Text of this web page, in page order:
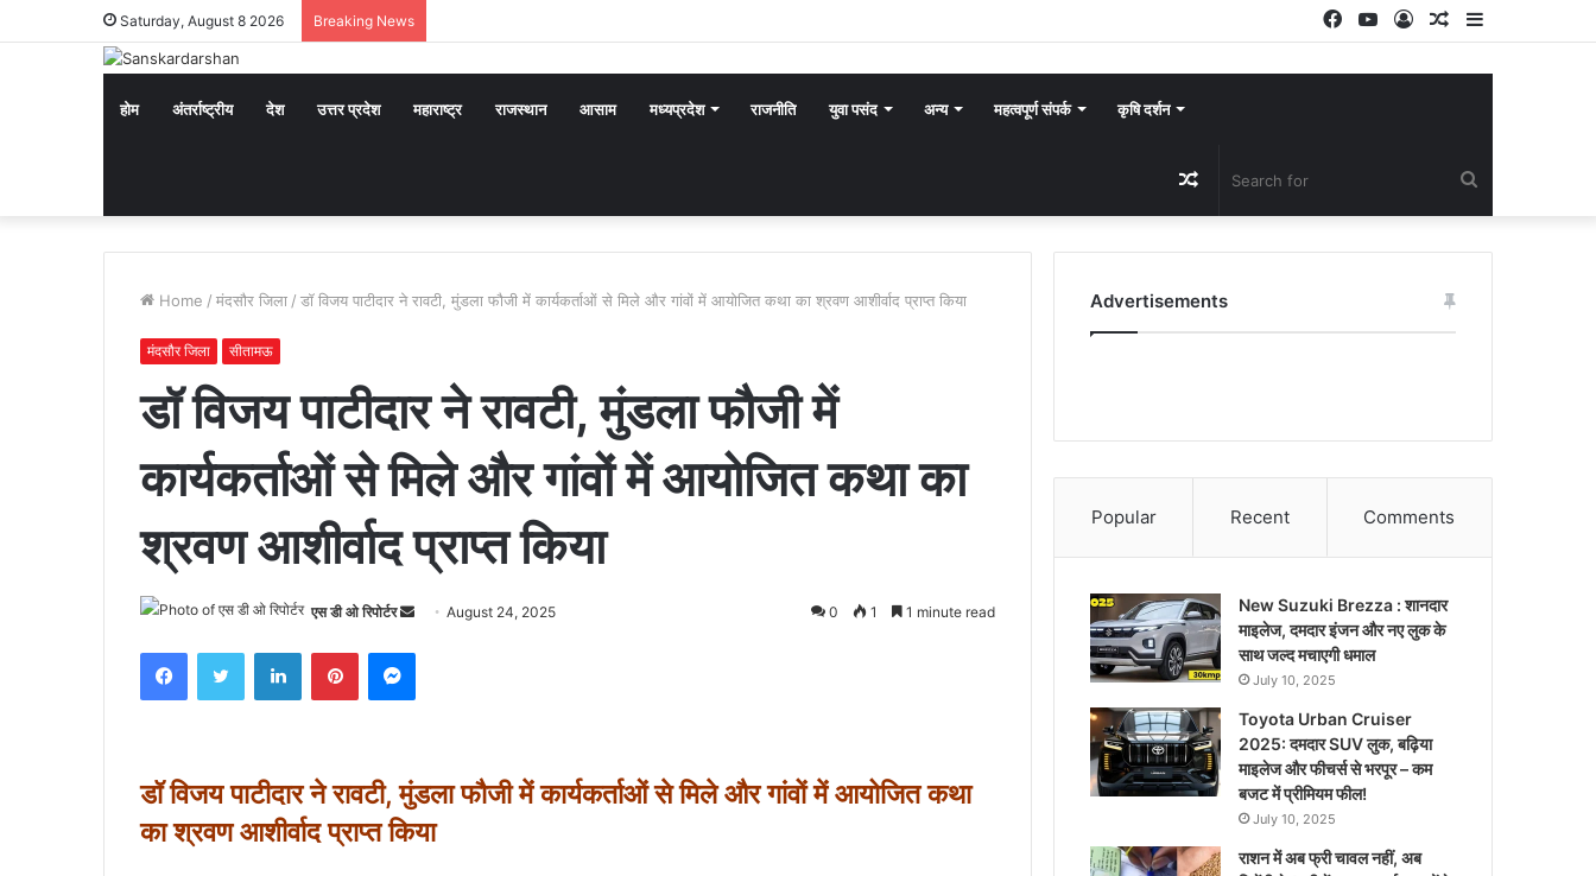
Saturday, August 8 2026 Breaking News Sidebar
Random
Log
YouTube
Facebook
होम अंतर्राष्ट्रीय देश उत्तर प्रदेश महाराष्ट्र राजस्थान आसाम मध्यप्रदेश राजनीति युवा पसंद अन्य महत्वपूर्ण संपर्क कृषि दर्शन
for
Random
Article
Home / मंदसौर जिला / डॉ विजय पाटीदार ने रावटी, मुंडला फौजी में कार्यकर्ताओं से मिले और गांवों में आयोजित कथा का श्रवण आशीर्वाद प्राप्त किया
मंदसौर जिला सीतामऊ
डॉ विजय पाटीदार ने रावटी, मुंडला फौजी में
कार्यकर्ताओं से मिले और गांवों में आयोजित कथा का
श्रवण आशीर्वाद प्राप्त किया
एस डी ओ रिपोर्टर
Send August 24, 2025 0 1 1 minute read
FacebookTwitter LinkedInPinterestMessenger
डॉ विजय पाटीदार ने रावटी, मुंडला फौजी में कार्यकर्ताओं से मिले और गांवों में आयोजित कथा
का श्रवण आशीर्वाद प्राप्त किया
Advertisements
Popular Recent Comments
New Suzuki Brezza : शानदार
माइलेज, दमदार इंजन और नए लुक के
साथ जल्द मचाएगी धमाल
July 10, 2025
Toyota Urban Cruiser
2025: दमदार SUV लुक, बढ़िया
माइलेज और फीचर्स से भरपूर – कम
बजट में प्रीमियम फील!
July 10, 2025
राशन में अब फ्री चावल नहीं, अब